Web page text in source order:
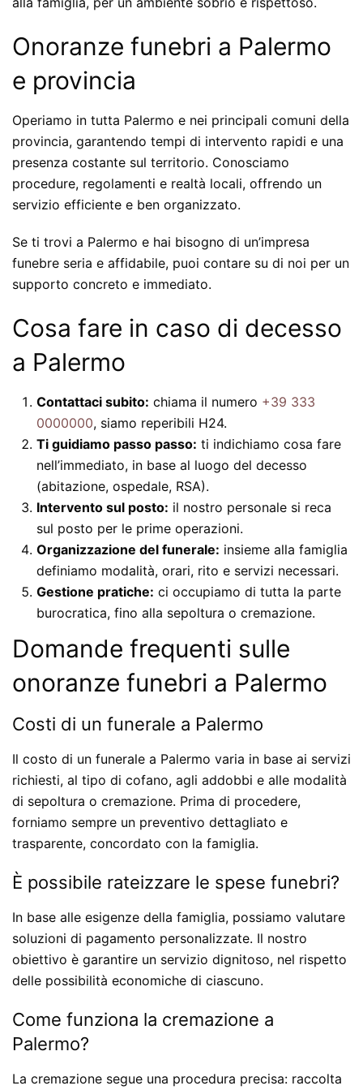
Onoranze funebri a Palermo
e provincia
Operiamo in tutta Palermo e nei principali comuni della
provincia, garantendo tempi di intervento rapidi e una
presenza costante sul territorio. Conosciamo
procedure, regolamenti e realtà locali, offrendo un
servizio efficiente e ben organizzato.
Se ti trovi a Palermo e hai bisogno di un’impresa
funebre seria e affidabile, puoi contare su di noi per un
supporto concreto e immediato.
Cosa fare in caso di decesso
a Palermo
Contattaci subito: chiama il numero +39 333
0000000, siamo reperibili H24.
Ti guidiamo passo passo: ti indichiamo cosa fare
nell’immediato, in base al luogo del decesso
(abitazione, ospedale, RSA).
Intervento sul posto: il nostro personale si reca
sul posto per le prime operazioni.
Organizzazione del funerale: insieme alla famiglia
definiamo modalità, orari, rito e servizi necessari.
Gestione pratiche: ci occupiamo di tutta la parte
burocratica, fino alla sepoltura o cremazione.
Domande frequenti sulle
onoranze funebri a Palermo
Costi di un funerale a Palermo
Il costo di un funerale a Palermo varia in base ai servizi
richiesti, al tipo di cofano, agli addobbi e alle modalità
di sepoltura o cremazione. Prima di procedere,
forniamo sempre un preventivo dettagliato e
trasparente, concordato con la famiglia.
È possibile rateizzare le spese funebri?
In base alle esigenze della famiglia, possiamo valutare
soluzioni di pagamento personalizzate. Il nostro
obiettivo è garantire un servizio dignitoso, nel rispetto
delle possibilità economiche di ciascuno.
Come funziona la cremazione a
Palermo?
La cremazione segue una procedura precisa: raccolta